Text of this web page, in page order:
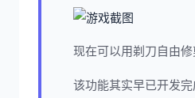
现在可以用剃刀自由
该功能其实早已开发